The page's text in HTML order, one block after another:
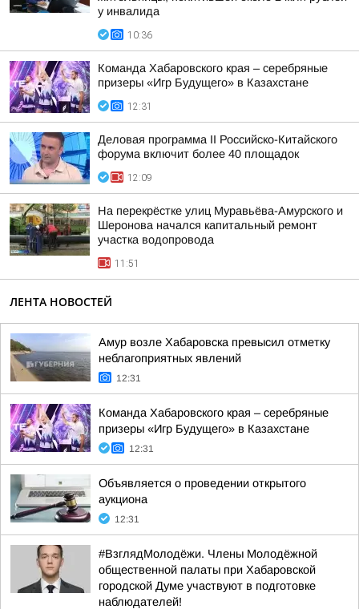
у инвалида
10:36
Команда Хабаровского края – серебряные
призеры «Игр Будущего» в Казахстане
12:31
Деловая программа II Российско-Китайского
форума включит более 40 площадок
12:09
На перекрёстке улиц Муравьёва-Амурского и
Шеронова начался капитальный ремонт
участка водопровода
11:51
ЛЕНТА НОВОСТЕЙ
Амур возле Хабаровска превысил отметку
неблагоприятных явлений
12:31
Команда Хабаровского края – серебряные
призеры «Игр Будущего» в Казахстане
12:31
Объявляется о проведении открытого
аукциона
12:31
#ВзглядМолодёжи. Члены Молодёжной
общественной палаты при Хабаровской
городской Думе участвуют в подготовке
наблюдателей!